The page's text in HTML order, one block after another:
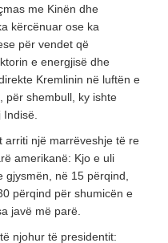
me Kinën dhe
kërcënuar ose ka
për vendet që
e energjisë dhe
Kremlinin në luftën e
për shembull, ky ishte
arriti një marrëveshje të re
amerikanë: Kjo e uli
në 15 përqind,
përqind për shumicën e
javë më parë.
njohur të presidentit: